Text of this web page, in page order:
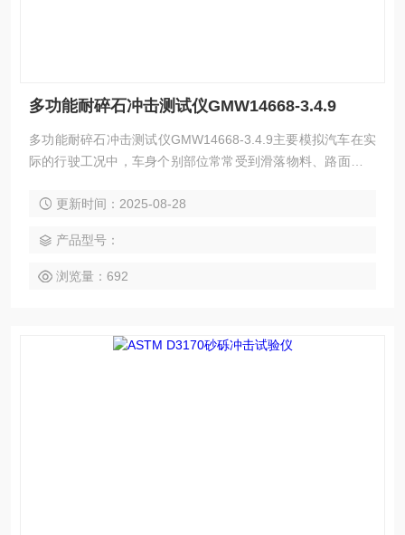
多功能耐碎石冲击测试仪GMW14668-3.4.9
多功能耐碎石冲击测试仪GMW14668-3.4.9主要模拟汽车在实
际的行驶工况中，车身个别部位常常受到滑落物料、路面碎石
度、喷射压力、喷射次数、气流速度、钢丸或碎 石的规格及质
更新时间：2025-08-28
产品型号：
浏览量：692